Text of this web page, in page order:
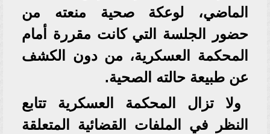
الماضي، لوعكة صحية منعته من
حضور الجلسة التي كانت مقررة أمام
المحكمة العسكرية، من دون الكشف
عن طبيعة حالته الصحية.
ولا تزال المحكمة العسكرية تتابع
النظر في الملفات القضائية المتعلقة